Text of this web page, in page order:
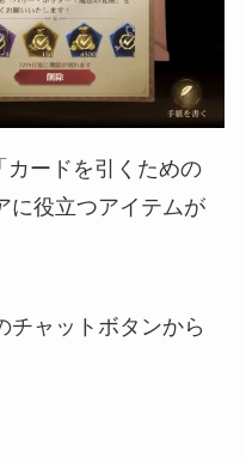
ードを引くための
に役立つアイテムが
ャットボタンから